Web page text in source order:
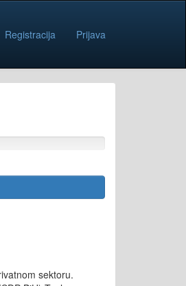
Registracija Prijava
sektoru.